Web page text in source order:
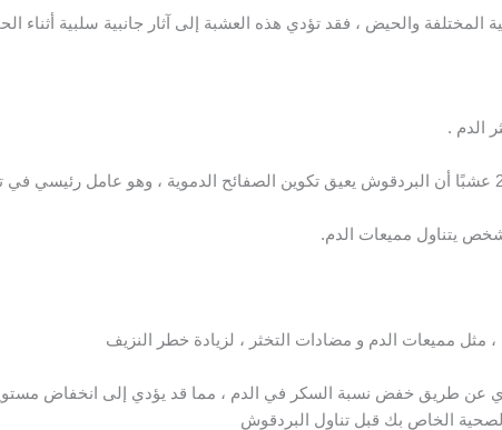
المختلفة والحيض ، فقد تؤدي هذه العشبة إلى آثار جانبية سلبية أثناء
الدم .
يتناول مميعات الدم.
مثل مميعات الدم و مضادات التخثر ، لزيادة خطر النزيف
عن طريق خفض نسبة السكر في الدم ، مما قد يؤدي إلى انخفاض
الخاص بك قبل تناول البردقوش